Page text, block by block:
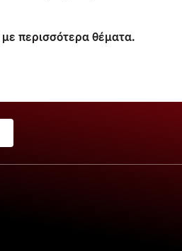
περισσότερα θέματα.